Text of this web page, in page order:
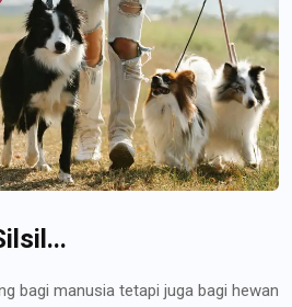
bagi manusia tetapi juga bagi hewan